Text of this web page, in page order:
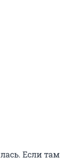
Если там